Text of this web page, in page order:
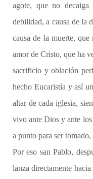
agote, que no
debilidad, a causa de la
causa de la muerte,
amor de Cristo, que ha
sacrificio y oblación
hecho Eucaristía y así
altar de cada iglesia,
vivo ante Dios y ante
a punto para ser tomado,
Por eso san Pablo,
lanza directamente